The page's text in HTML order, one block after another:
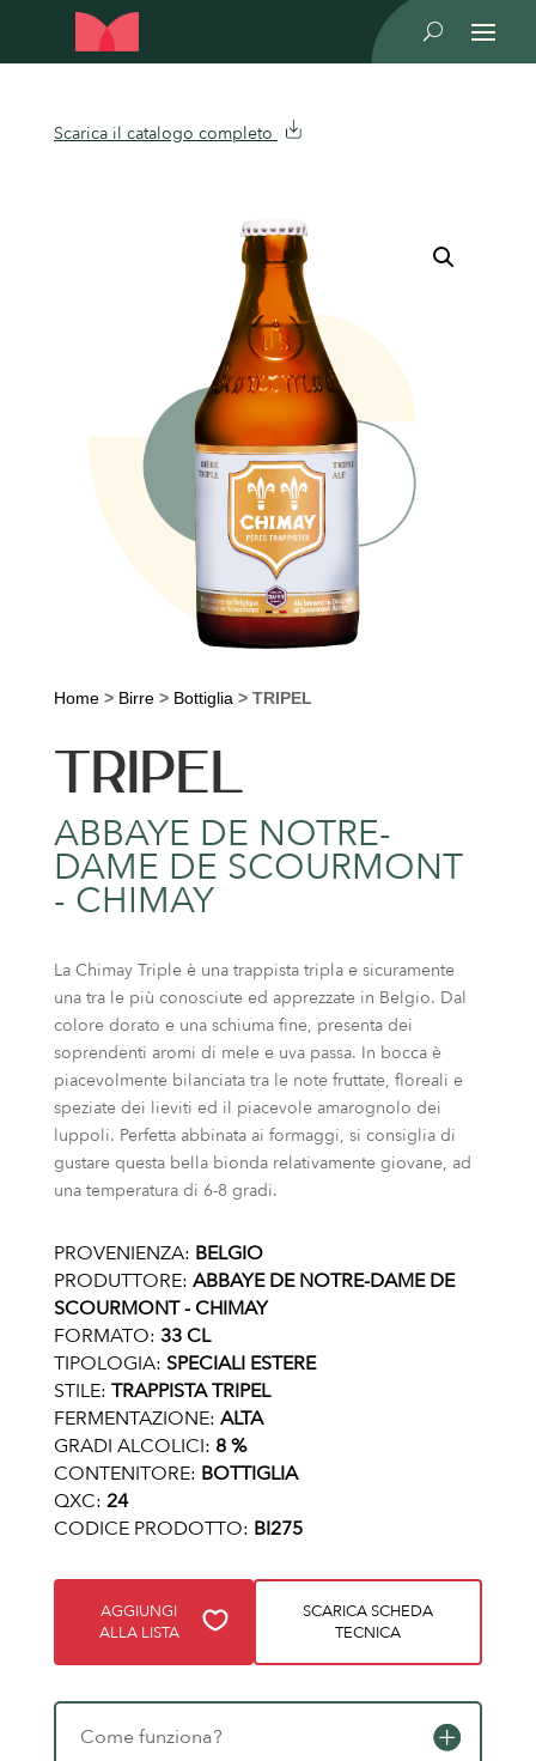
U
Scarica il catalogo completo
Home> Birre> Bottiglia > TRIPEL
TRIPEL
ABBAYE DE NOTRE-
DAME DE SCOURMONT
- CHIMAY
La Chimay Triple è una trappista tripla e sicuramente
una tra le più conosciute ed apprezzate in Belgio. Dal
colore dorato e una schiuma fine, presenta dei
soprendenti aromi di mele e uva passa. In bocca è
piacevolmente bilanciata tra le note fruttate, floreali e
speziate dei lieviti ed il piacevole amarognolo dei
luppoli. Perfetta abbinata ai formaggi, si consiglia di
gustare questa bella bionda relativamente giovane, ad
una temperatura di 6-8 gradi.
PROVENIENZA: BELGIO
PRODUTTORE: ABBAYE DE NOTRE-DAME DE
SCOURMONT - CHIMAY
FORMATO: 33 CL
TIPOLOGIA: SPECIALI ESTERE
STILE: TRAPPISTA TRIPEL
FERMENTAZIONE: ALTA
GRADI ALCOLICI: 8 %
CONTENITORE: BOTTIGLIA
QXC: 24
CODICE PRODOTTO: BI275
AGGIUNGI
ALLA LISTA
SCARICA SCHEDA
TECNICA
Come funziona?